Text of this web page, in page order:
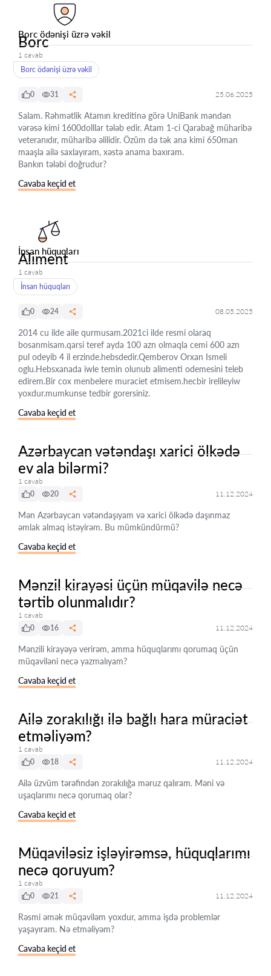
Borc ödənişi üzrə vəkil
Borc
1 cavab
Borc ödənişi üzrə vəkil
0 31 25.06.2025
Salam. Rəhmətlik Atamın kreditinə görə UniBank məndən
vərəsə kimi 1600dolllar tələb edir. Atam 1-ci Qarabağ müharibə
veteranıdır, müharibə əlilidir. Özüm də tək ana kimi 650man
maaşla ailə saxlayıram, xəstə anama baxıram.
Bankın tələbi doğrudur?
Cavaba keçid et
İnsan hüquqları
Aliment
1 cavab
İnsan hüquqları
0 24 08.05.2025
2014 cu ilde aile qurmusam.2021ci ilde resmi olaraq
bosanmisam.qarsi teref ayda 100 azn olmaqla cemi 600 azn
pul odeyib 4 il erzinde.hebsdedir.Qemberov Orxan Ismeli
oglu.Hebsxanada iwle temin olunub alimenti odemesini teleb
edirem.Bir cox menbelere muraciet etmisem.hecbir irelileyiw
yoxdur.mumkunse tedbir gorersiniz.
Cavaba keçid et
Azərbaycan vətəndaşı xarici ölkədə
ev ala bilərmi?
1 cavab
0
20 11.12.2024
Mən Azərbaycan vətəndaşıyam və xarici ölkədə daşınmaz
əmlak almaq istəyirəm. Bu mümkündürmü?
Cavaba keçid et
Mənzil kirayəsi üçün müqavilə necə
tərtib olunmalıdır?
1 cavab
0
16 11.12.2024
Mənzili kirayəyə verirəm, amma hüquqlarımı qorumaq üçün
müqaviləni necə yazmalıyam?
Cavaba keçid et
Ailə zorakılığı ilə bağlı hara müraciət
etməliyəm?
1 cavab
0
18 11.12.2024
Ailə üzvüm tərəfindən zorakılığa məruz qalıram. Məni və
uşaqlarımı necə qorumaq olar?
Cavaba keçid et
Müqaviləsiz işləyirəmsə, hüquqlarımı
necə qoruyum?
1 cavab
0
21 11.12.2024
Rəsmi əmək müqaviləm yoxdur, amma işdə problemlər
yaşayıram. Nə etməliyəm?
Cavaba keçid et